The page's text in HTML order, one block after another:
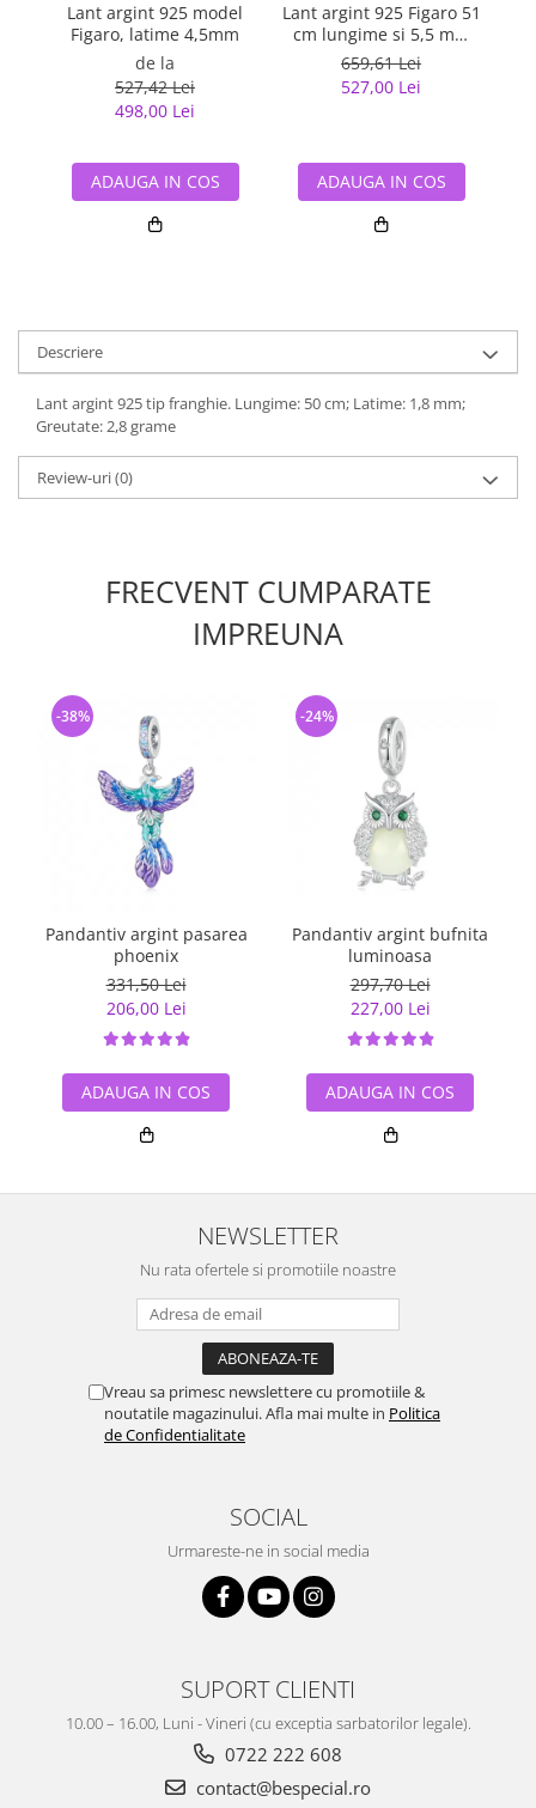
Lant argint 925 model
Figaro, latime 4,5mm
de la
527,42 Lei
498,00 Lei
ADAUGA IN COS
Lant argint 925 Figaro 51
cm lungime si 5,5 mm
latime, Classical You
LSX0202
659,61 Lei
527,00 Lei
ADAUGA IN COS
Descriere
Lant argint 925 tip franghie. Lungime: 50 cm; Latime: 1,8 mm;
Greutate: 2,8 grame
Review-uri(0)
FRECVENT CUMPARATE
IMPREUNA
Pandantiv argint pasarea
phoenix
331,50 Lei
206,00 Lei
-38%
ADAUGA IN COS
Pandantiv argint bufnita
luminoasa
297,70 Lei
227,00 Lei
-24%
ADAUGA IN COS
NEWSLETTER
Nu rata ofertele si promotiile noastre
Vreau sa primesc newslettere cu promotiile &
noutatile magazinului. Afla mai multe in Politica
de Confidentialitate
SOCIAL
Urmareste-ne in social media
SUPORT CLIENTI
10.00 – 16.00, Luni - Vineri (cu exceptia sarbatorilor legale).
0722 222 608
contact@bespecial.ro